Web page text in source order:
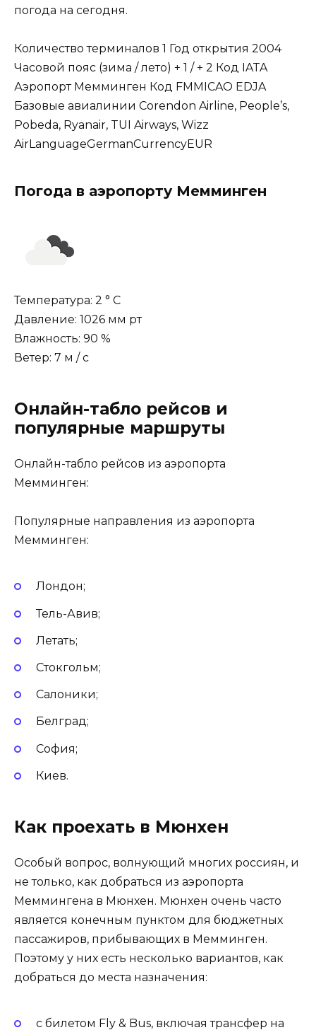
погода на сегодня.
Количество терминалов 1 Год открытия 2004
Часовой пояс (зима / лето) + 1 / + 2 Код IATA
Аэропорт Мемминген Код FMMICAO EDJA
Базовые авиалинии Corendon Airline, People’s,
Pobeda, Ryanair, TUI Airways, Wizz
AirLanguageGermanCurrencyEUR
Погода в аэропорту Мемминген
Температура: 2 ° C
Давление: 1026 мм рт
Влажность: 90 %
Ветер: 7 м / с
Онлайн-табло рейсов и
популярные маршруты
Онлайн-табло рейсов из аэропорта
Мемминген:
Популярные направления из аэропорта
Мемминген:
Лондон;
Тель-Авив;
Летать;
Стокгольм;
Салоники;
Белград;
София;
Киев.
Как проехать в Мюнхен
Особый вопрос, волнующий многих россиян, и
не только, как добраться из аэропорта
Меммингена в Мюнхен. Мюнхен очень часто
является конечным пунктом для бюджетных
пассажиров, прибывающих в Мемминген.
Поэтому у них есть несколько вариантов, как
добраться до места назначения:
с билетом Fly & Bus, включая трансфер на